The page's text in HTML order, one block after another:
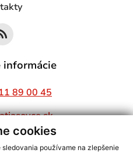
cookies
používame na zlepšenie
informácie
89 00 45